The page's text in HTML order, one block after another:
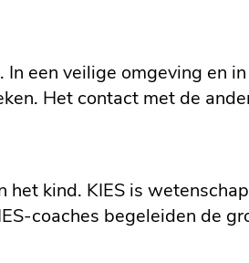
een veilige omgeving en
Het contact met de
kind. KIES is
coaches begeleiden de